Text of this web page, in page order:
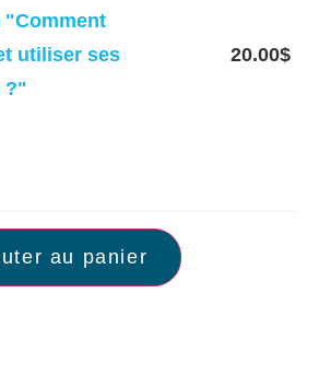
"Comment
utiliser ses
?"
20.00$
au panier